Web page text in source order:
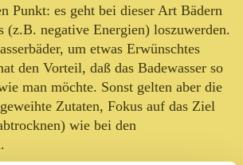
Punkt: es geht bei dieser Art Bädern
(z.B. negative Energien) loszuwerden.
um etwas Erwünschtes
den Vorteil, daß das Badewasser so
man möchte. Sonst gelten aber die
Zutaten, Fokus auf das Ziel
wie bei den